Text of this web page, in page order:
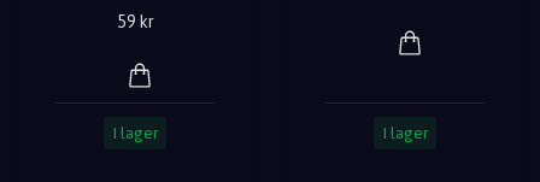
59 kr
I lager I lager